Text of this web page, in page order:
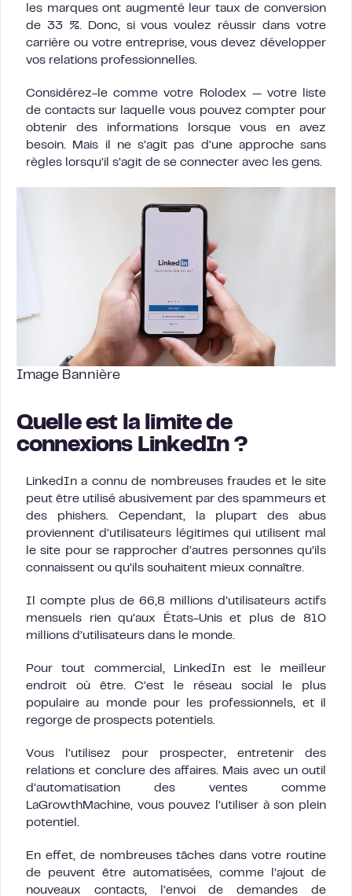
les marques ont augmenté leur taux de conversion
de 33 %. Donc, si vous voulez réussir dans votre
carrière ou votre entreprise, vous devez développer
vos relations professionnelles.
Considérez-le comme votre Rolodex — votre liste
de contacts sur laquelle vous pouvez compter pour
obtenir des informations lorsque vous en avez
besoin. Mais il ne s’agit pas d’une approche sans
règles lorsqu’il s’agit de se connecter avec les gens.
Image Bannière
Quelle est la limite de
connexions LinkedIn ?
LinkedIn a connu de nombreuses fraudes et le site
peut être utilisé abusivement par des spammeurs et
des phishers. Cependant, la plupart des abus
proviennent d’utilisateurs légitimes qui utilisent mal
le site pour se rapprocher d’autres personnes qu’ils
connaissent ou qu’ils souhaitent mieux connaître.
Il compte plus de 66,8 millions d’utilisateurs actifs
mensuels rien qu’aux États-Unis et plus de 810
millions d’utilisateurs dans le monde.
Pour tout commercial, LinkedIn est le meilleur
endroit où être. C’est le réseau social le plus
populaire au monde pour les professionnels, et il
regorge de prospects potentiels.
Vous l’utilisez pour prospecter, entretenir des
relations et conclure des affaires. Mais avec un outil
d’automatisation des ventes comme
LaGrowthMachine, vous pouvez l’utiliser à son plein
potentiel.
En effet, de nombreuses tâches dans votre routine
de peuvent être automatisées, comme l’ajout de
nouveaux contacts, l’envoi de demandes de